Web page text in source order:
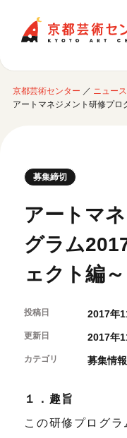
English
※チケット窓口は18:00まで／
ご利用案内
開館時間・アクセシビ
交通アクセス
カフェ・ショップ
よくあるご質問
開催中のイベント
月間スケジュール
センターのプログラム
制作室を使う
制作室について
制作室の設備
ボランティア・
京都芸術センター ／ ニュース
アートマネジメント研修プロ
募集締切
アートマ
グラム
ェクト編～
投稿日 2017年
更新日 2017年
カテゴリ 募集情報
１．趣旨
この研修プログ